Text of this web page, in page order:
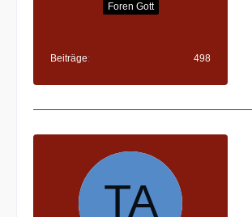
Foren Gott
Beiträge 498